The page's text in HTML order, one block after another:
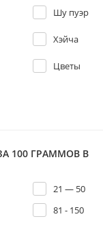
Шу пуэр
Хэйча
Цветы
100 ГРАММОВ В
21 — 50
81 - 150